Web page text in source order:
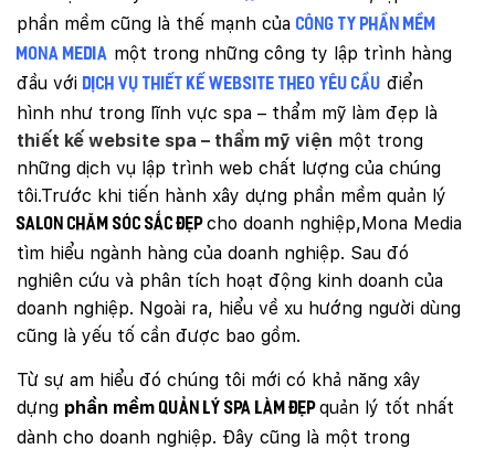
phần mềm cũng là thế mạnh của công ty phần mềm
Mona Media một trong những công ty lập trình hàng
đầu với dịch vụ thiết kế website theo yêu cầu điển
hình như trong lĩnh vực spa – thẩm mỹ làm đẹp là
thiết kế website spa – thẩm mỹ viện một trong
những dịch vụ lập trình web chất lượng của chúng
tôi.Trước khi tiến hành xây dựng phần mềm quản lý
salon chăm sóc sắc đẹpcho doanh nghiệp,Mona Media
tìm hiểu ngành hàng của doanh nghiệp. Sau đó
nghiên cứu và phân tích hoạt động kinh doanh của
doanh nghiệp. Ngoài ra, hiểu về xu hướng người dùng
cũng là yếu tố cần được bao gồm.
Từ sự am hiểu đó chúng tôi mới có khả năng xây
dựng phần mềm quản lý spa làm đẹpquản lý tốt nhất
dành cho doanh nghiệp. Đây cũng là một trong
Tài khoản đã được Mona Media
cung cấp cho quý
khách qua hệ thống SMS tự động. Nếu cần hỗ trợ thêm
xin vui lòng gọi1900 636 648